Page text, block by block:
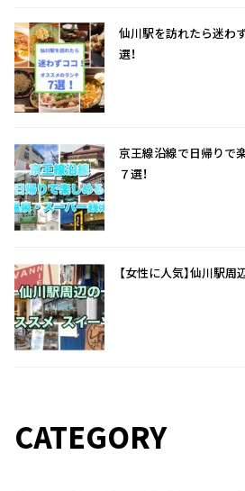
仙川駅を訪れたら迷わ
選！
京王線沿線で日帰りで
７選！
【女性に人気】仙川駅
CATEGORY